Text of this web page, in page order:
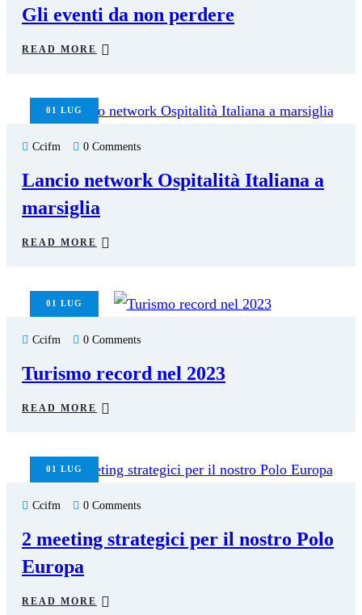
Gli eventi da non perdere
READ MORE
01 LUG
Ccifm 0 Comments
Lancio network Ospitalità Italiana a
marsiglia
READ MORE
01 LUG
Ccifm 0 Comments
Turismo record nel 2023
READ MORE
01 LUG
Ccifm 0 Comments
2 meeting strategici per il nostro Polo
Europa
READ MORE